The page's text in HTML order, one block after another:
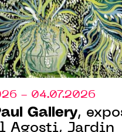
- 04.07.2026
Gallery,
Agosti, Jardin